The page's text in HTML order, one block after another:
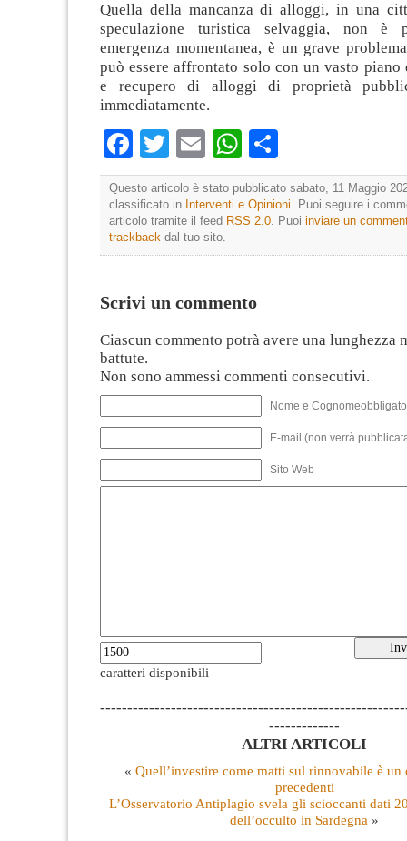
Quella della mancanza di alloggi, in una
speculazione turistica selvaggia, non è
emergenza momentanea, è un grave
può essere affrontato solo con un vasto
e recupero di alloggi di proprietà
immediatamente.
Facebook
TwitterEmailWhatsApp
Questo articolo è stato pubblicato sabato, 11 Maggio
classificato in Interventi e Opinioni. Puoi seguire i
articolo tramite il feed RSS 2.0. Puoi inviare un
trackback dal tuo sito.
Scrivi un commento
Ciascun commento potrà avere una lunghezza
battute.
Non sono ammessi commenti consecutivi.
Nome e
E-mail (non verrà
Sito Web
caratteri disponibili
-------------
ALTRI ARTICOLI
« Quell’investire come matti sul rinnovabile è un
precedenti
L’Osservatorio Antiplagio svela gli scioccanti dati
dell’occulto in Sardegna »